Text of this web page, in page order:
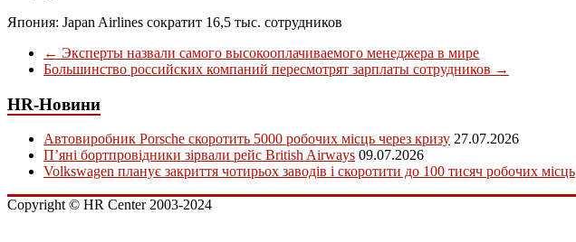
Япония: Japan Airlines сократит 16,5 тыс. сотрудников
← Эксперты назвали самого высокооплачиваемого менеджера в мире
Большинство российских компаний пересмотрят зарплаты сотрудников →
HR-Новини
Автовиробник Porsche скоротить 5000 робочих місць через кризу 27.07.2026
П’яні бортпровідники зірвали рейс British Airways 09.07.2026
Volkswagen планує закриття чотирьох заводів і скоротити до 100 тисяч робочих місць
Copyright © HR Center 2003-2024